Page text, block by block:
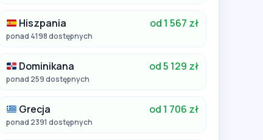
Hiszpania od 1 567 zł
ponad 4198 dostępnych
Dominikana od 5 129 zł
ponad 259 dostępnych
Grecja od 1 706 zł
ponad 2391 dostępnych